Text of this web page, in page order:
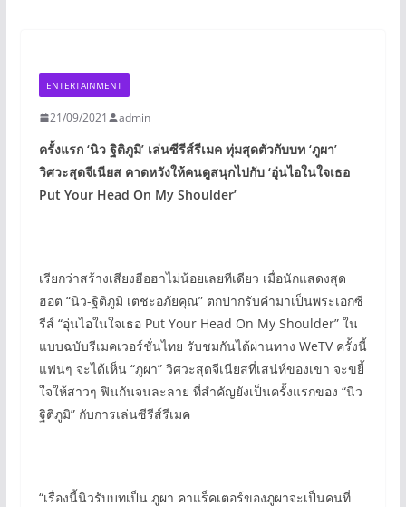
ENTERTAINMENT
21/09/2021 admin
ครั้งแรก ‘นิว ฐิติภูมิ’ เล่นซีรีส์รีเมค ทุ่มสุดตัวกับบท ‘ภูผา’
วิศวะสุดจีเนียส คาดหวังให้คนดูสนุกไปกับ ‘อุ่นไอในใจเธอ
Put Your Head On My Shoulder’
เรียกว่าสร้างเสียงฮือฮาไม่น้อยเลยทีเดียว เมื่อนักแสดงสุด
ฮอต “นิว-ฐิติภูมิ เตชะอภัยคุณ” ตกปากรับคำมาเป็นพระเอกซี
รีส์ “อุ่นไอในใจเธอ Put Your Head On My Shoulder” ใน
แบบฉบับรีเมคเวอร์ชั่นไทย รับชมกันได้ผ่านทาง WeTV ครั้งนี้
แฟนๆ จะได้เห็น “ภูผา” วิศวะสุดจีเนียสที่เสน่ห์ของเขา จะขยี้
ใจให้สาวๆ ฟินกันจนละลาย ที่สำคัญยังเป็นครั้งแรกของ “นิว
ฐิติภูมิ” กับการเล่นซีรีส์รีเมค
“เรื่องนี้นิวรับบทเป็น ภูผา คาแร็คเตอร์ของภูผาจะเป็นคนที่